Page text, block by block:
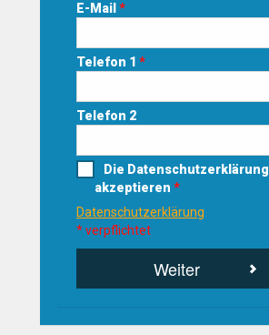
E-Mail *
Telefon 1 *
Telefon 2
Die Datenschutzerklärung
akzeptieren *
Datenschutzerklärung
* verpflichtet
Weiter